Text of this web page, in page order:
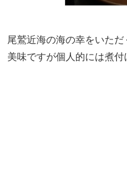
尾鷲近海の海の幸をいた
美味ですが個人的には煮